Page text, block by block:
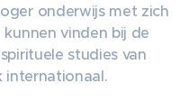
onderwijs met zich
vinden bij de
studies van
internationaal.